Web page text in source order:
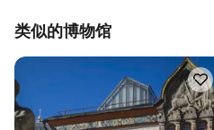
类似的博物馆